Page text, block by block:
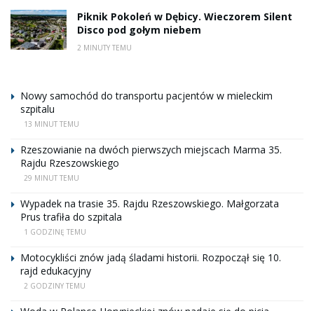
Piknik Pokoleń w Dębicy. Wieczorem Silent
Disco pod gołym niebem
2 MINUTY TEMU
Nowy samochód do transportu pacjentów w mieleckim
szpitalu
13 MINUT TEMU
Rzeszowianie na dwóch pierwszych miejscach Marma 35.
Rajdu Rzeszowskiego
29 MINUT TEMU
Wypadek na trasie 35. Rajdu Rzeszowskiego. Małgorzata
Prus trafiła do szpitala
1 GODZINĘ TEMU
Motocykliści znów jadą śladami historii. Rozpoczął się 10.
rajd edukacyjny
2 GODZINY TEMU